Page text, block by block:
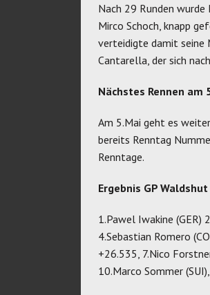
Nach 29 Runden
Mirco Schoch, knapp
verteidigte damit seine
Cantarella, der sich
Nächstes Rennen am
Am 5.Mai geht es
bereits Renntag
Renntage.
Ergebnis GP Waldshut
1.Pawel Iwakine (GER)
4.Sebastian Romero
+26.535, 7.Nico
10.Marco Sommer